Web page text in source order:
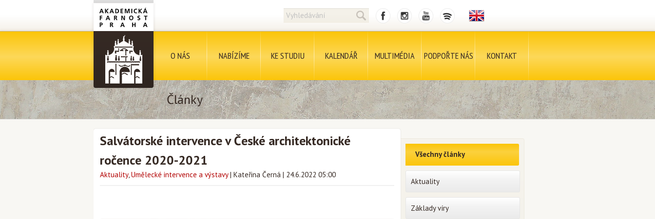
O NÁS NABÍZÍME KE STUDIU KALENDÁŘ MULTIMÉDIA PODPOŘTE NÁS KONTAKT
Články
Salvátorské intervence v České architektonické
ročence 2020-2021
Aktuality,Umělecké intervence a výstavy | Kateřina Černá | 24.6.2022 05:00
Všechny články
Aktuality
Základy víry